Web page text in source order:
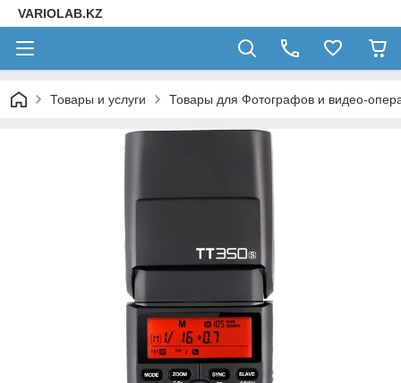
VARIOLAB.KZ
Товары и услуги Товары для Фотографов и видео-